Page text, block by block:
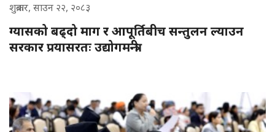
शुक्रबार, साउन २२, २०८३
ग्यासको बढ्दो माग र आपूर्तिबीच सन्तुलन ल्याउन
सरकार प्रयासरतः उद्योगमन्त्री